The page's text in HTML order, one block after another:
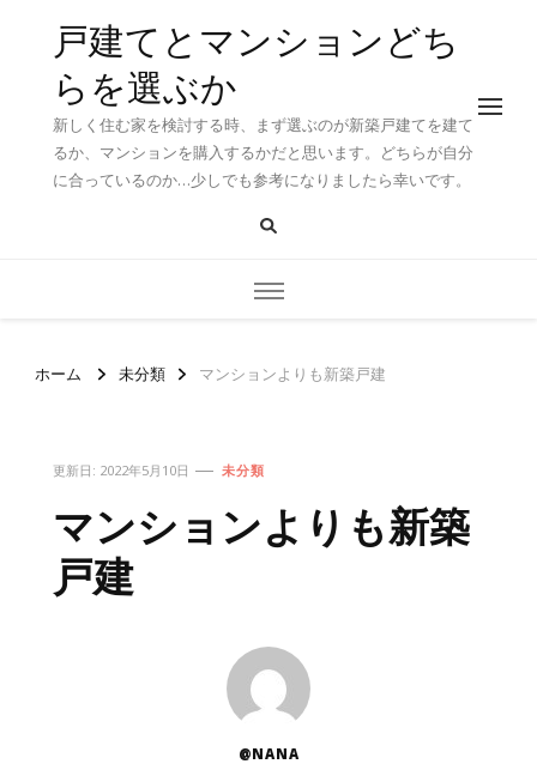
戸建てとマンションどち
らを選ぶか
新しく住む家を検討する時、まず選ぶのが新築戸建てを建て
るか、マンションを購入するかだと思います。どちらが自分
に合っているのか…少しでも参考になりましたら幸いです。
ホーム 未分類 マンションよりも新築戸建
更新日: 2022年5月10日 未分類
マンションよりも新築
戸建
@NANA